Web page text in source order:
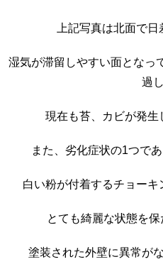
上記写真は北面で日
湿気が滞留しやすい面となっ
過
現在も苔、カビが発生
また、劣化症状の1つで
白い粉が付着するチョーキ
とても綺麗な状態を
塗装された外壁に異常が